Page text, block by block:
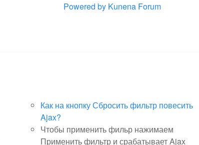
Powered by Kunena Forum
Как на кнопку Сбросить фильтр повесить
Ajax?
Чтобы применить фильр нажимаем
Применить фильтр и срабатывает Ajax